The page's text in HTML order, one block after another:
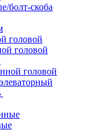
болт-скоба
головой
головой
головой